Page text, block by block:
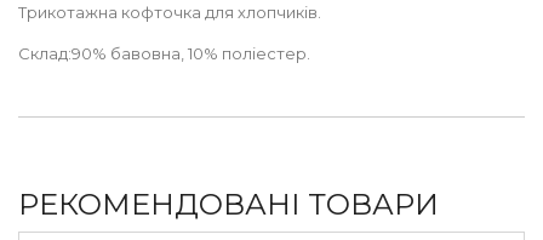
Трикотажна кофточка для хлопчиків.
Склад:90% бавовна, 10% поліестер.
РЕКОМЕНДОВАНІ ТОВАРИ